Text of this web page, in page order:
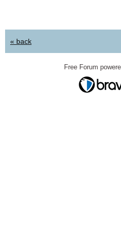
« back
Free Forum